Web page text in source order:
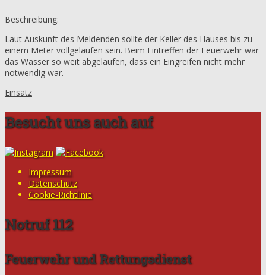
Beschreibung:
Laut Auskunft des Meldenden sollte der Keller des Hauses bis zu
einem Meter vollgelaufen sein. Beim Eintreffen der Feuerwehr war
das Wasser so weit abgelaufen, dass ein Eingreifen nicht mehr
notwendig war.
Einsatz
Besucht uns auch auf
Impressum
Datenschutz
Cookie-Richtlinie
Notruf 112
Feuerwehr und Rettungsdienst